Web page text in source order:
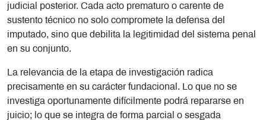
judicial posterior. Cada acto prematuro o carente de
sustento técnico no solo compromete la defensa del
imputado, sino que debilita la legitimidad del sistema penal
en su conjunto.
La relevancia de la etapa de investigación radica
precisamente en su carácter fundacional. Lo que no se
investiga oportunamente difícilmente podrá repararse en
juicio; lo que se integra de forma parcial o sesgada